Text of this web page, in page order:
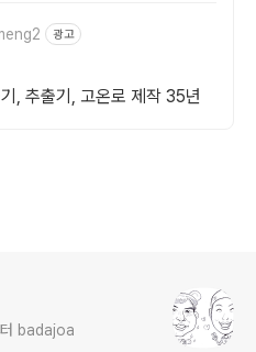
광고
, 추출기, 고온로 제작 35년
인스타 badajoa0 | 페이스북 /트위터 badajoa